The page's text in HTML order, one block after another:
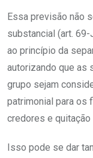
Essa previsão não
substancial (art.
ao princípio da
autorizando que as
grupo sejam
patrimonial para os
credores e
Isso pode se dar